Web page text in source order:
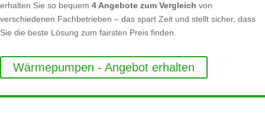
erhalten Sie so bequem 4 Angebote zum Vergleich von
verschiedenen Fachbetrieben – das spart Zeit und stellt sicher, dass
Sie die beste Lösung zum fairsten Preis finden.
Wärmepumpen - Angebot erhalten